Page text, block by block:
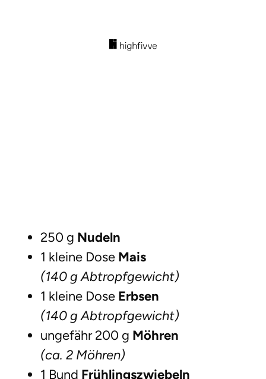
250 g Nudeln
1 kleine Dose Mais
(140 g Abtropfgewicht)
1 kleine Dose Erbsen
(140 g Abtropfgewicht)
ungefähr 200 g Möhren
(ca. 2 Möhren)
1 Bund Frühlingszwiebeln